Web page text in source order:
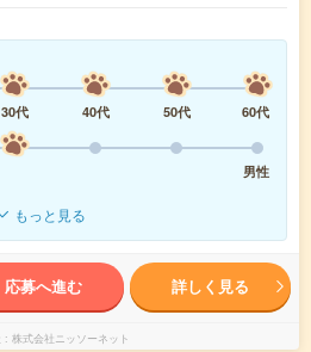
30代 40代 50代
60代
男性
もっと見る
応募へ進む 詳しく見る
株式会社ニッソーネット